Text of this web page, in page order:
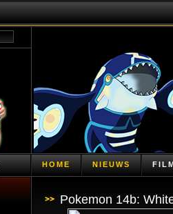
HOME NIEUWS
Pokemon 14b: